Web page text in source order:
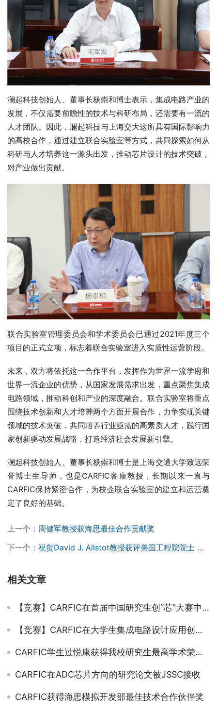
澜起科技创始人、董事长杨崇和博士表示，集成电路产业的
发展，不仅需要前瞻性的技术与科研布局，还需要有一流的
人才团队。因此，澜起科技与上海交大这所具有国际影响力
的高校合作，通过建立联合实验室等方式，共同探索如何从
科研与人才培养这一源头出发，推动芯片设计的技术突破，
对产业做出贡献。
联合实验室管理委员会和学术委员会已通过2021年度三个
项目的正式立项，标志着联合实验室进入实质性运营阶段。
未来，双方将依托这一合作平台，发挥作为世界一流学府和
世界一流企业的优势，从国家发展需求出发，重点聚焦集成
电路领域，推动科创和产业的深度融合。联合实验室将重点
围绕技术创新和人才培养两个方面开展合作，力争实现关键
领域的技术突破，共同培养行业亟需的高素质人才，践行国
家创新驱动发展战略，打造经济社会发展新引擎。
澜起科技创始人、董事长杨崇和博士是上海交通大学致远荣
誉博士生导师，也是CARFIC客座教授，长期以来一直与
CARFIC保持紧密合作，为校企联合实验室的建立和运营奠
定了良好的基础。
上一个： 周健军教授获海思最佳合作贡献奖
下一个： 祝贺David J. Allstot教授获评美国工程院院士 周健军教授和David J. Allstot教授曾共同获得ISSCC论文奖：Beatrice Winner Award
相关文章
【竞赛】CARFIC在首届中国研究生创“芯”大赛中获两项一等奖
【竞赛】CARFIC在大学生集成电路设计应用创新大赛中获特等奖
CARFIC学生过悦康获得我校研究生最高学术荣誉”学术之星“
CARFIC在ADC芯片方向的研究论文被JSSC接收
CARFIC获得海思模拟开发部最佳技术合作伙伴奖